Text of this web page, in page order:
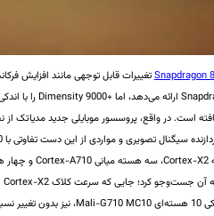
Snapdragonتغییرات قابل توجهی مانند افزایش
است. در واقع، پروسسور موبایلی جدید مدیاتک از